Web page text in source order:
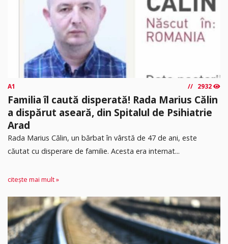
A1 2932
Familia îl caută disperată! Rada Marius Călin
a dispărut aseară, din Spitalul de Psihiatrie
Arad
Rada Marius Călin, un bărbat în vârstă de 47 de ani, este
căutat cu disperare de familie. Acesta era internat...
citește mai mult »